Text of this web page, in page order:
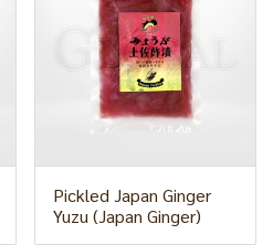
Pickled Japan Ginger
Yuzu (Japan Ginger)